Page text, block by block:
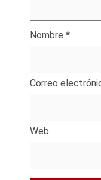
Nombre *
Correo
Web